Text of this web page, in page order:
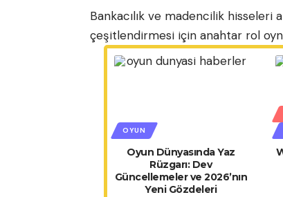
Bankacılık ve madencilik hisseleri
çeşitlendirmesi için anahtar rol
OYUN
Oyun Dünyasında Yaz
Rüzgarı: Dev
Güncellemeler ve 2026’nın
Yeni Gözdeleri